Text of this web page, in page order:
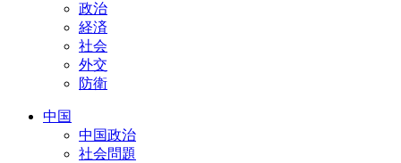
政治
経済
社会
外交
防衛
中国
中国政治
社会問題